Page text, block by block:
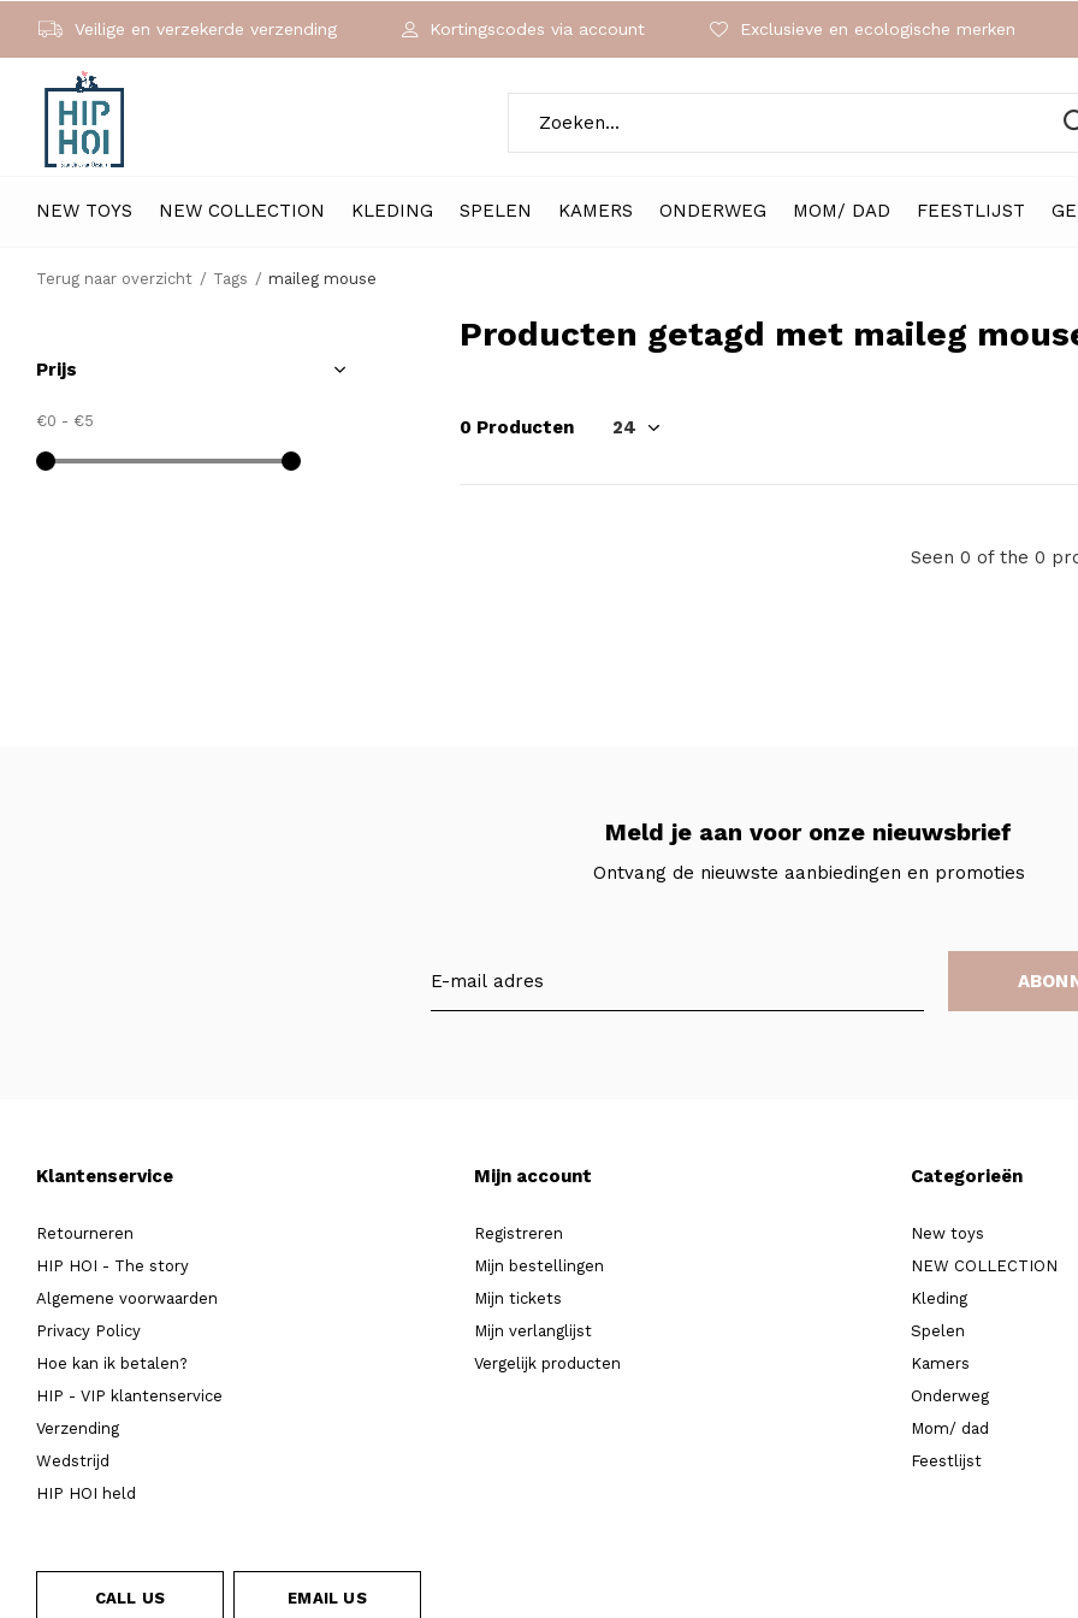
NEW TOYS NEW COLLECTION KLEDING SPELEN KAMERS ONDERWEG MOM/ DAD FEESTLIJST
Veilige en verzekerde verzending Kortingscodes via account Exclusieve en ecologische merken
Terug naar overzicht Tags maileg mouse
Producten getagd met maileg
0 Producten
Seen 0 of the 0
Prijs
€0 - €5
Meld je aan voor onze nieuwsbrief
Ontvang de nieuwste aanbiedingen en promoties
Klantenservice
Retourneren
HIP HOI - The story
Algemene voorwaarden
Privacy Policy
Hoe kan ik betalen?
HIP - VIP klantenservice
Verzending
Wedstrijd
HIP HOI held
Mijn account
Registreren
Mijn bestellingen
Mijn tickets
Mijn verlanglijst
Vergelijk producten
Categorieën
New toys
NEW COLLECTION
Kleding
Spelen
Kamers
Onderweg
Mom/ dad
Feestlijst
CALL US EMAIL US